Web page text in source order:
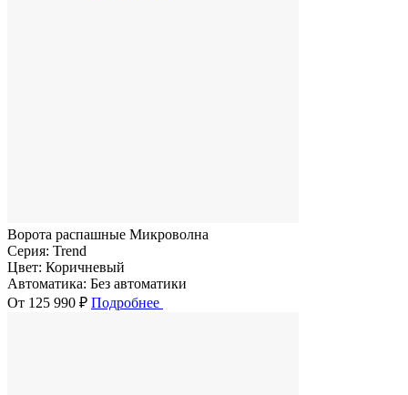
Ворота распашные Микроволна
Серия: Trend
Цвет: Коричневый
Автоматика: Без автоматики
От 125 990 ₽ Подробнее